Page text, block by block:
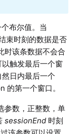
布尔值。当
束时刻的数据是否
时该条数据不会合
触发最后一个窗
日内最后一个
第一个窗口。
参数，正整数，单
sessionEnd时刻